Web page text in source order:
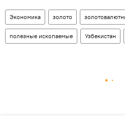
Экономика золото
полезные ископаемые Узбекистан